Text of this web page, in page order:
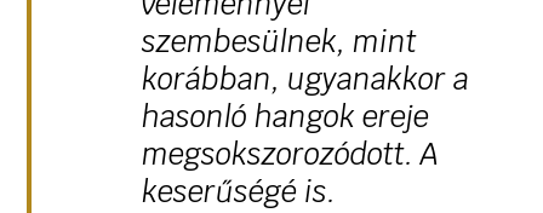
szembesülnek, mint
korábban, ugyanakkor a
hasonló hangok ereje
megsokszorozódott. A
keserűségé is.